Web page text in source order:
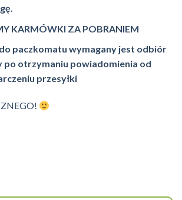
KARMÓWKI ZA POBRANIEM
paczkomatu wymagany jest odbiór
po otrzymaniu powiadomienia od
przesyłki